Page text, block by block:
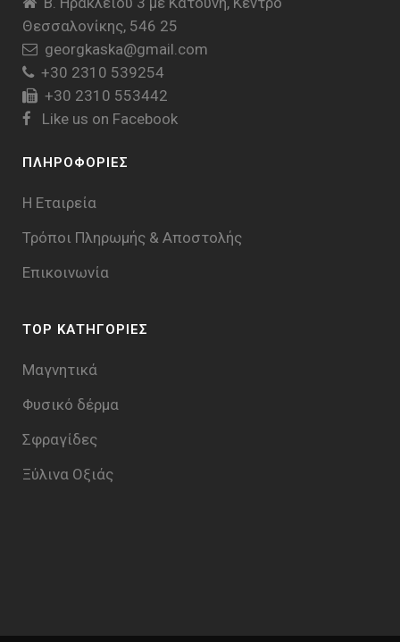
Θεσσαλονίκης, 546 25
georgkaska@gmail.com
+30 2310 539254
+30 2310 553442
Like us on Facebook
ΠΛΗΡΟΦΟΡΙΕΣ
Η Εταιρεία
Τρόποι Πληρωμής & Aποστολής
Επικοινωνία
TOP ΚΑΤΗΓΟΡΙΕΣ
Μαγνητικά
Φυσικό δέρμα
Σφραγίδες
Ξύλινα Οξιάς